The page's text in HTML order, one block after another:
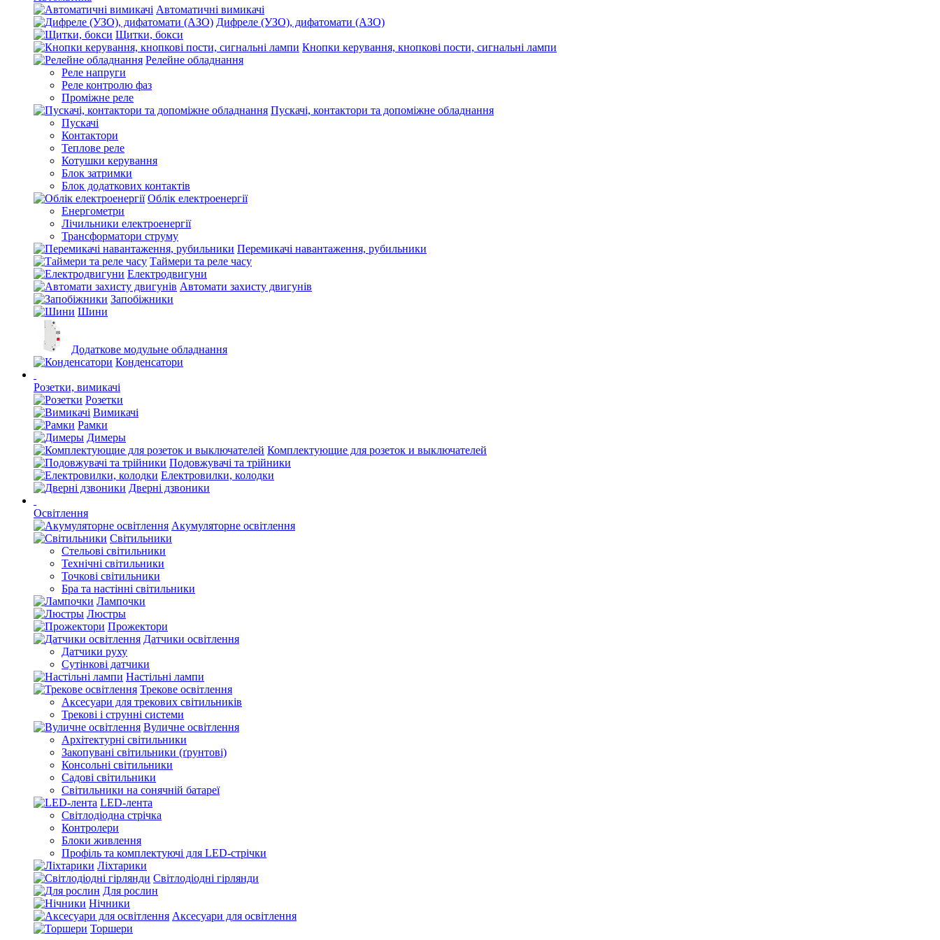
Автоматичні вимикачі
Дифреле (УЗО), дифатомати (АЗО)
Щитки, бокси
Кнопки керування, кнопкові пости, сигнальні лампи
Релейне обладнання
Реле напруги
Реле контролю фаз
Проміжне реле
Пускачі, контактори та допоміжне обладнання
Пускачі
Контактори
Теплове реле
Котушки керування
Блок затримки
Блок додаткових контактів
Облік електроенергії
Енергометри
Лічильники електроенергії
Трансформатори струму
Перемикачі навантаження, рубильники
Таймери та реле часу
Електродвигуни
Автомати захисту двигунів
Запобіжники
Шини
Додаткове модульне обладнання
Конденсатори
Розетки, вимикачі
Розетки
Вимикачі
Рамки
Димеры
Комплектующие для розеток и выключателей
Подовжувачі та трійники
Електровилки, колодки
Дверні дзвоники
Освітлення
Акумуляторне освітлення
Світильники
Стельові світильники
Технічні світильники
Точкові світильники
Бра та настінні світильники
Лампочки
Люстры
Прожектори
Датчики освітлення
Датчики руху
Сутінкові датчики
Настільні лампи
Трекове освітлення
Аксесуари для трекових світильників
Трекові і струнні системи
Вуличне освітлення
Архітектурні світильники
Закопувані світильники (ґрунтові)
Консольні світильники
Садові світильники
Світильники на сонячній батареї
LED-лента
Світлодіодна стрічка
Контролери
Блоки живлення
Профіль та комплектуючі для LED-стрічки
Ліхтарики
Світлодіодні гірлянди
Для рослин
Нічники
Аксесуари для освітлення
Торшери